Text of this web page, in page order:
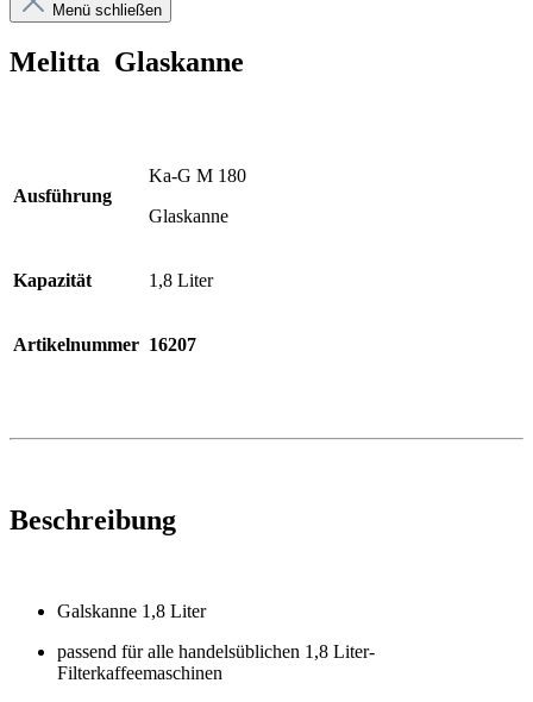
Menü schließen
Melitta Glaskanne
Ausführung
Ka-G M 180
Glaskanne
Kapazität 1,8 Liter
Artikelnummer 16207
Beschreibung
Galskanne 1,8 Liter
passend für alle handelsüblichen 1,8 Liter-
Filterkaffeemaschinen